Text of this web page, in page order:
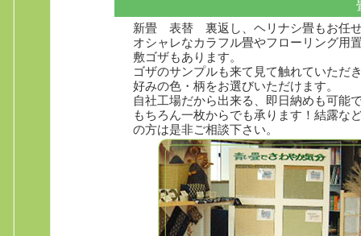
新畳 表替 裏返し、ヘリナシ畳もお任
オシャレなカラフル畳やフローリング用
敷ゴザもあります。
ゴザのサンプルも来て見て触れていただ
好みの色・柄をお選びいただけます。
自社工場だから出来る、即日納めも可能
もちろん一枚からでも承ります！結露な
の方は是非ご相談下さい。